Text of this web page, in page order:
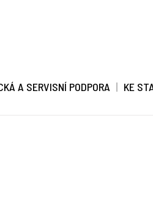
A SERVISNÍ PODPORA KE